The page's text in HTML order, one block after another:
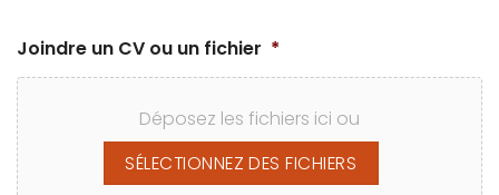
Joindre un CV ou un fichier *
Déposez les fichiers ici ou
SÉLECTIONNEZ DES FICHIERS